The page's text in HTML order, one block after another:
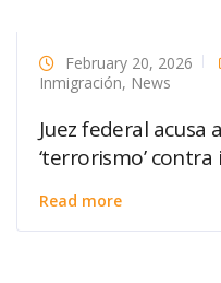
February 20, 2026
Inmigración, News
Juez federal acusa
‘terrorismo’ contra
Read more